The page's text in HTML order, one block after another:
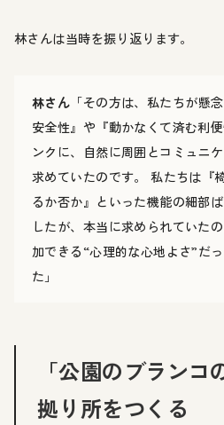
林さんは当時を振り返ります。
林さん 「その方は、私たちが懸
安全性』や『動かなくて済む利
ンクに、自然に周囲とコミュニ
求めていたのです。 私たちは『
るか否か』といった機能の細部
したが、本当に求められていた
加できる“心理的な心地よさ”だ
た」
「公園のブラン
拠り所をつくる